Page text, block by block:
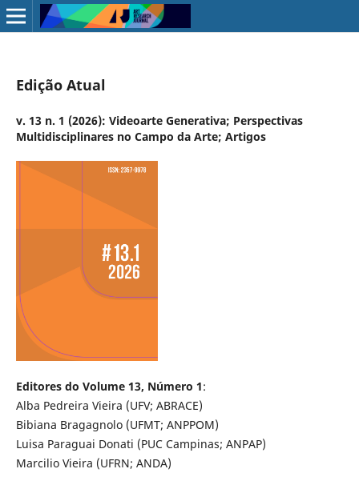
Edição Atual
v. 13 n. 1 (2026): Videoarte Generativa; Perspectivas
Multidisciplinares no Campo da Arte; Artigos
Editores do Volume 13, Número 1:
Alba Pedreira Vieira (UFV; ABRACE)
Bibiana Bragagnolo (UFMT; ANPPOM)
Luisa Paraguai Donati (PUC Campinas; ANPAP)
Marcilio Vieira (UFRN; ANDA)